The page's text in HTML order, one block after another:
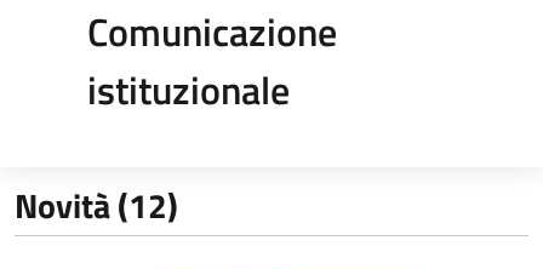
Comunicazione
istituzionale
Novità (12)